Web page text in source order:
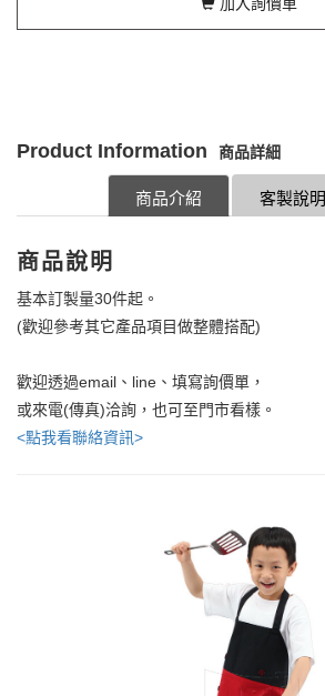
Product Information 商品詳細
客製說明
商品介紹
商品說明
基本訂製量30件起。
(歡迎參考其它產品項目做整體搭配)
歡迎透過email、line、填寫詢價單，
或來電(傳真)洽詢，也可至門市看樣。
<點我看聯絡資訊>